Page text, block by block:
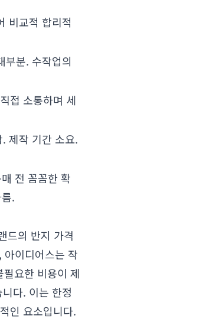
비교적 합리적
부분. 수작업의
접 소통하며 세
제작 기간 소요.
전 꼼꼼한 확
.
드의 반지 가격
이디어스는 작
요한 비용이 제
다. 이는 한정
인 요소입니다.